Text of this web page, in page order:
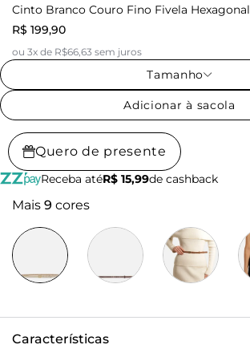
Cinto Branco Couro Fino Fivela Hexagonal
R$ 199,90
ou 3x de R$66,63 sem juros
Tamanho
Adicionar à sacola
Quero de presente
Receba atéR$ 15,99de cashback
Mais 9 cores
Características